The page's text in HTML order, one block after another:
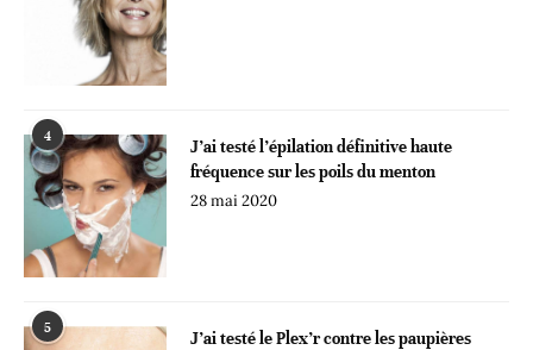
4
J’ai testé l’épilation définitive haute
fréquence sur les poils du menton
28 mai 2020
5
J’ai testé le Plex’r contre les paupières